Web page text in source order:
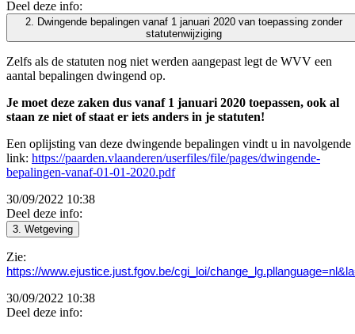
Deel deze info:
2. Dwingende bepalingen vanaf 1 januari 2020 van toepassing zonder
statutenwijziging
Zelfs als de statuten nog niet werden aangepast legt de WVV een
aantal bepalingen dwingend op.
Je moet deze zaken dus vanaf 1 januari 2020 toepassen, ook al
staan ze niet of staat er iets anders in je statuten!
Een oplijsting van deze dwingende bepalingen vindt u in navolgende
link: https://paarden.vlaanderen/userfiles/file/pages/dwingende-
bepalingen-vanaf-01-01-2020.pdf
30/09/2022 10:38
Deel deze info:
3. Wetgeving
Zie:
https://www.ejustice.just.fgov.be/cgi_loi/
30/09/2022 10:38
Deel deze info: